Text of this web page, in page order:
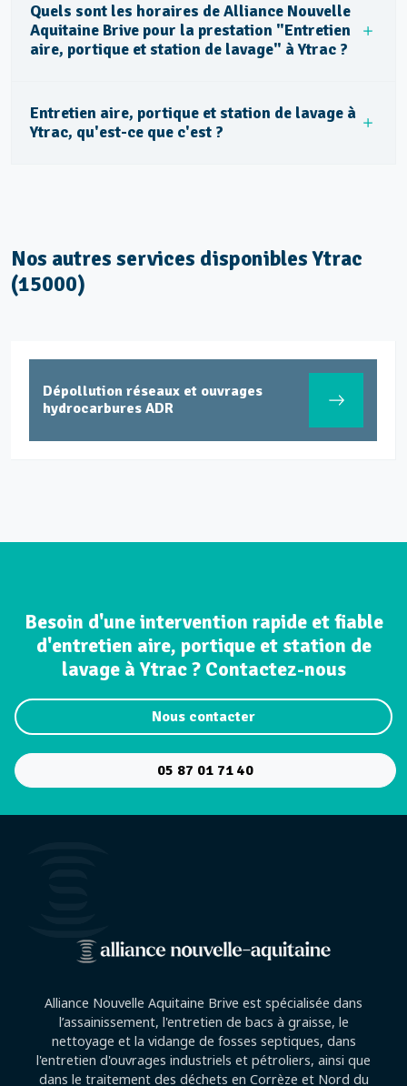
Quels sont les horaires de Alliance Nouvelle
Aquitaine Brive pour la prestation "Entretien
aire, portique et station de lavage" à Ytrac ?
Entretien aire, portique et station de lavage à
Ytrac, qu'est-ce que c'est ?
Nos autres services disponibles Ytrac
(15000)
Dépollution réseaux et ouvrages
hydrocarbures ADR
Besoin d'une intervention rapide et fiable
d'entretien aire, portique et station de
lavage à Ytrac ? Contactez-nous
Nous contacter
05 87 01 71 40
Alliance Nouvelle Aquitaine Brive est spécialisée dans
l’assainissement, l'entretien de bacs à graisse, le
nettoyage et la vidange de fosses septiques, dans
l'entretien d'ouvrages industriels et pétroliers, ainsi que
dans le traitement des déchets en Corrèze et Nord du